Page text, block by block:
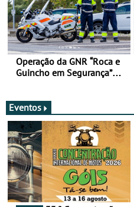
Operação da GNR “Roca e
Guincho em Segurança”
Eventos